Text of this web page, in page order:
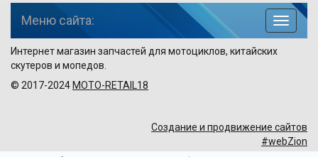
по
Меню сайта:
Интернет магазин запчастей для мотоциклов, китайских
скутеров и мопедов.
© 2017-2024 MOTO-RETAIL18
Создание и продвижение сайтов
#webZion